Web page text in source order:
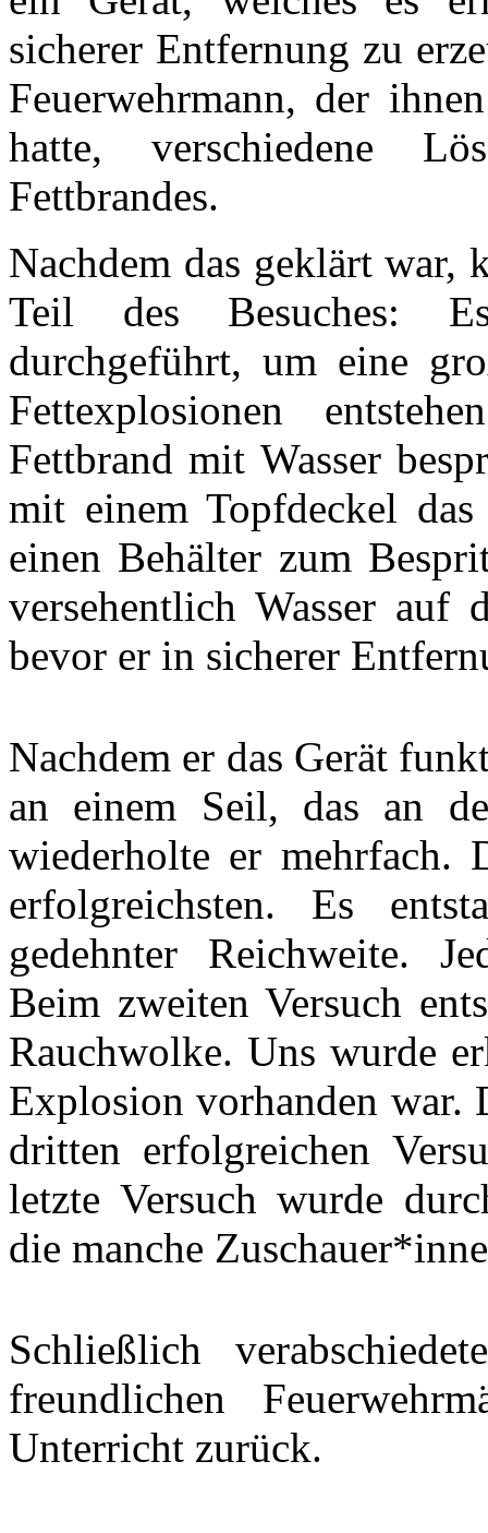
sicherer Entfernung zu
Feuerwehrmann, der
hatte, verschiedene
Fettbrandes.
Nachdem das geklärt war,
Teil des Besuches:
durchgeführt, um eine
Fettexplosionen
Fettbrand mit Wasser
mit einem Topfdeckel
einen Behälter zum
versehentlich Wasser auf
bevor er in sicherer
Nachdem er das Gerät
an einem Seil, das an
wiederholte er mehrfach.
erfolgreichsten. Es
gedehnter Reichweite.
Beim zweiten Versuch
Rauchwolke. Uns wurde
Explosion vorhanden war.
dritten erfolgreichen
letzte Versuch wurde
die manche
Schließlich
freundlichen
Unterricht zurück.